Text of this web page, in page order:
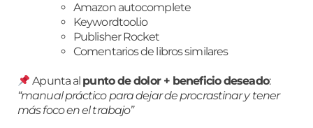
Amazon autocomplete
Keywordtool.io
Publisher Rocket
Comentarios de libros similares
Apunta al punto de dolor + beneficio deseado:
“manual práctico para dejar de procrastinar y tener
más foco en el trabajo”